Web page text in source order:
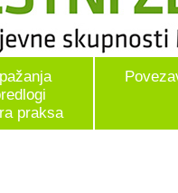
praksa